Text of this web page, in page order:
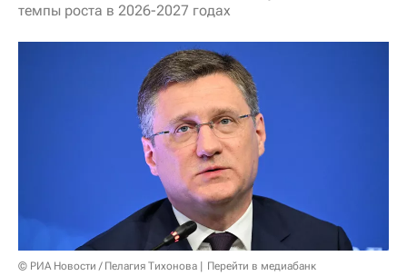
темпы роста в 2026-2027 годах
© РИА Новости / Пелагия Тихонова
Перейти в медиабанк